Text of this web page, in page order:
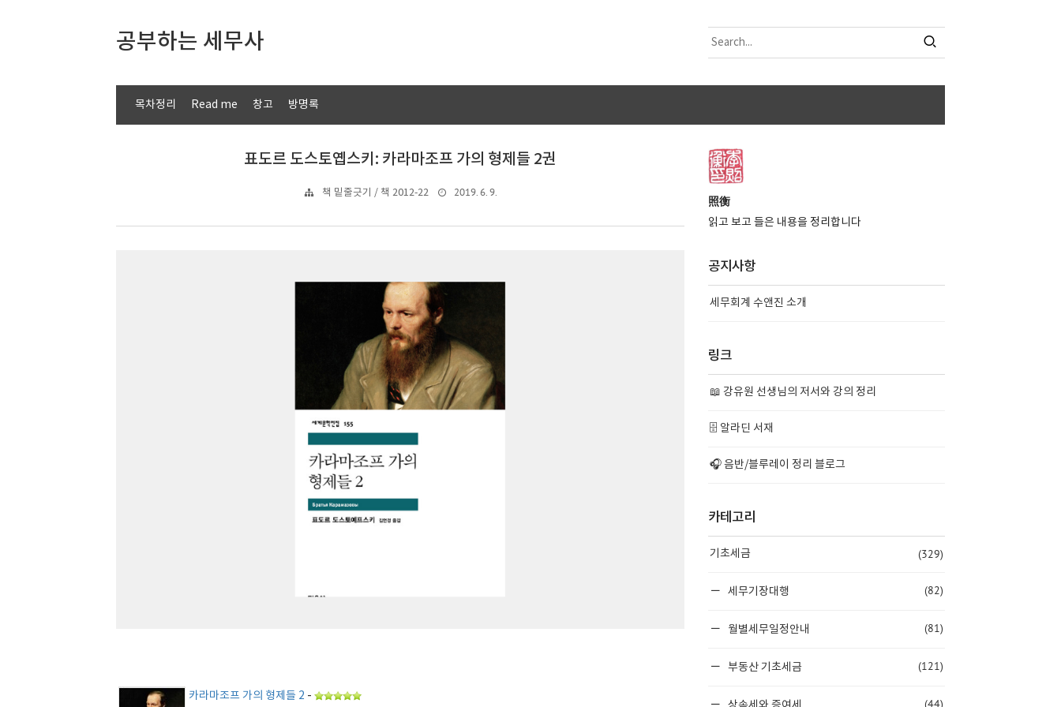
공부하는 세무사
목차정리 Read me 창고 방명록
표도르 도스토옙스키: 카라마조프 가의 형제들 2권
책 밑줄긋기 / 책 2012-22 2019. 6. 9.
카라마조프 가의 형제들 2 -
照衡
읽고 보고 들은 내용을 정리합니다
공지사항
세무회계 수앤진 소개
링크
📖 강유원 선생님의 저서와 강의 정리
🗄️ 알라딘 서재
🎧 음반/블루레이 정리 블로그
카테고리
기초세금 (329)
세무기장대행 (82)
월별세무일정안내 (81)
부동산 기초세금 (121)
(44)